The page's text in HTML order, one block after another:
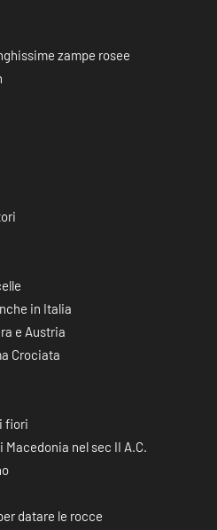
zampe rosee
in Italia
e Austria
Crociata
fiori
nel sec II A.C.
datare le rocce